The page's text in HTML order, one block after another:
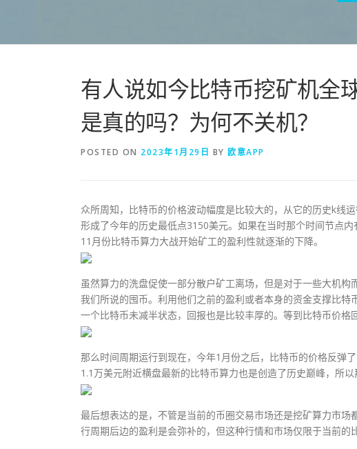
有人说如今比特币挖矿机全
是真的吗？为何不关机？
POSTED ON 2023年1月29日 BY 欧意APP
众所周知，比特币的价格波动幅度是比较大的，从它的历史k线
形成了今年的历史最低点3150美元。如果在当时那个时间节点
11月份比特币算力大战开始矿工的盈利性就逐渐的下降。
虽然算力的洗盘促使一部分散户矿工离场，但是对于一些大机
我们所说的囤币。利用他们之前的盈利或者本身的资金支撑比
一个比特币未减半状态，回报也是比较丰厚的。等到比特币价格
那么时间周期运行到现在，今年1月份之后，比特币的价格反弹
1.1万美元附近横盘最新的比特币算力也是创造了历史巅峰，所
最后想表达的是，不管是当前的币圈交易市场还是挖矿算力市
行周期后边的盈利是会弥补的，但这种行情和市场仅限于当前的